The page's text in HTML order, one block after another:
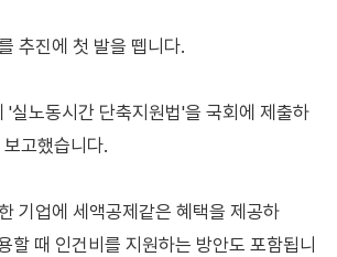
추진에 첫 발을 뗍니다.
'실노동시간 단축지원법'을 국회에 제출하
고했습니다.
기업에 세액공제같은 혜택을 제공하
할 때 인건비를 지원하는 방안도 포함됩니